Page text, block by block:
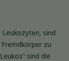
sind
zu
sind die